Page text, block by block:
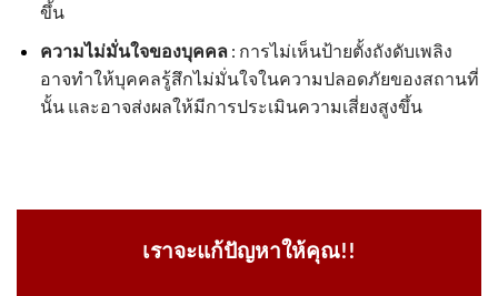
ขึ้น
ความไม่มั่นใจของบุคคล : การไม่เห็นป้ายตั้งถังดับเพลิง
อาจทำให้บุคคลรู้สึกไม่มั่นใจในความปลอดภัยของสถานที่
นั้น และอาจส่งผลให้มีการประเมินความเสี่ยงสูงขึ้น
เราจะแก้ปัญหาให้คุณ!!